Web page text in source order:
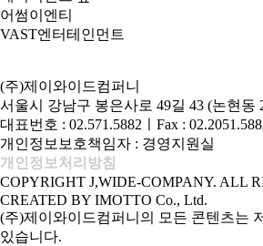
어썸이엔티
VAST엔터테인먼트
(주)제이와이드컴퍼니
서울시 강남구 봉은사로 49길 43 (논현동
대표번호 : 02.571.5882
Fax :
개인정보보호책임자 : 경영지원실
개인정보처리방침
COPYRIGHT J,WIDE-COMPANY. ALL
CREATED BY IMOTTO Co., Ltd.
(주)제이와이드컴퍼니의 모든 콘텐츠는
있습니다.